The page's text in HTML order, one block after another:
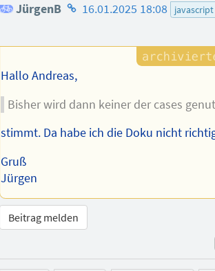
JürgenB Homepage
Autors
16.01.2025 18:08 javascript
Hallo Andreas,
Bisher wird dann keiner der cases
stimmt. Da habe ich die Doku nicht
Gruß
Jürgen
Beitrag melden